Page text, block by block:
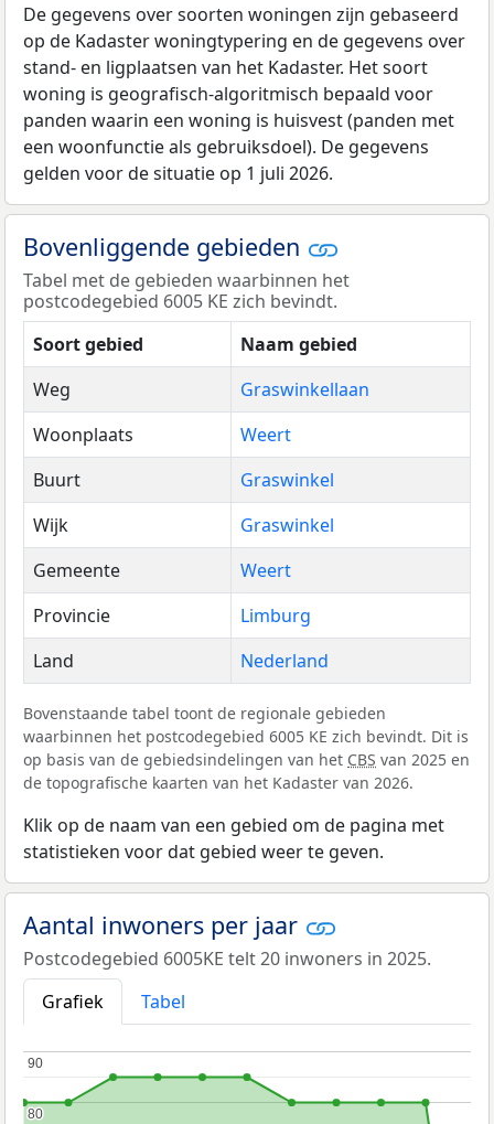
De gegevens over soorten woningen zijn gebaseerd
op de Kadaster woningtypering en de gegevens over
stand- en ligplaatsen van het Kadaster. Het soort
woning is geografisch-algoritmisch bepaald voor
panden waarin een woning is huisvest (panden met
een woonfunctie als gebruiksdoel). De gegevens
gelden voor de situatie op 1 juli 2026.
Bovenliggende gebieden
Tabel met de gebieden waarbinnen het
postcodegebied 6005 KE zich bevindt.
Soort gebied
Naam gebied
Weg
Graswinkellaan
Woonplaats
Weert
Buurt
Graswinkel
Wijk
Graswinkel
Gemeente
Weert
Provincie
Limburg
Land
Nederland
Bovenstaande tabel toont de regionale gebieden
waarbinnen het postcodegebied 6005 KE zich bevindt. Dit is
op basis van de gebiedsindelingen van het CBS van 2025 en
de topografische kaarten van het Kadaster van 2026.
Klik op de naam van een gebied om de pagina met
statistieken voor dat gebied weer te geven.
Aantal inwoners per jaar
Postcodegebied 6005KE telt 20 inwoners in 2025.
Grafiek
Tabel
80
80
90
90